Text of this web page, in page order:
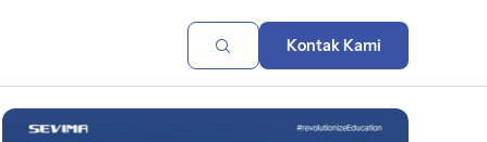
Kontak Kami